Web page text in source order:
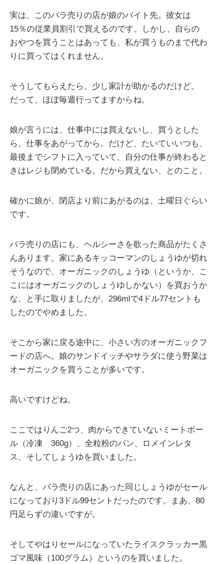
実は、このバラ売りの店が娘のバイト先。彼女は
15％の従業員割引で買えるのです。しかし、自らの
おやつを買うことはあっても、私が買うものまで代わ
りに買ってはくれません。
そうしてもらえたら、少し家計が助かるのだけど。
だって、ほぼ毎週行ってますからね。
娘が言うには、仕事中には買えないし、買うとした
ら、仕事をあがってから。だけど、たいていいつも、
最後までシフトに入っていて、自分の仕事が終わると
きはレジも閉めている。だから買えない、とのこと。
確かに娘が、閉店より前にあがるのは、土曜日ぐらい
です。
バラ売りの店にも、ヘルシーさを歌った商品がたくさ
んあります。家にあるキッコーマンのしょうゆが切れ
そうなので、オーガニックのしょうゆ（というか、こ
こにはオーガニックのしょうゆしかない）を買おうか
な、と手に取りましたが、296mlで4ドル77セントも
したのでやめました。
そこから家に戻る途中に、小さい方のオーガニックフ
ードの店へ。娘のサンドイッチやサラダに使う野菜は
オーガニックを買うことが多いです。
高いですけどね。
ここではりんご2つ、肉からできていないミートボー
ル（冷凍 360g）、全粒粉のパン、ロメインレタ
ス、そしてしょうゆを買いました。
なんと、バラ売りの店にあった同じしょうゆがセール
になっており3ドル99セントだったのです。まあ、80
円足らずの違いですが。
そしてやはりセールになっていたライスクラッカー黒
ゴマ風味（100グラム）というのを買いました。